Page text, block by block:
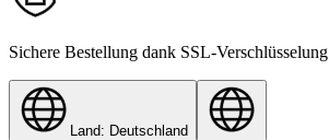
Sichere Bestellung dank SSL-Verschlüsselung
Land: Deutschland